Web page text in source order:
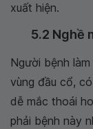
xuất hiện.
5.2 Nghề
Người bệnh
vùng đầu cổ,
dễ mắc thoái
phải bệnh này